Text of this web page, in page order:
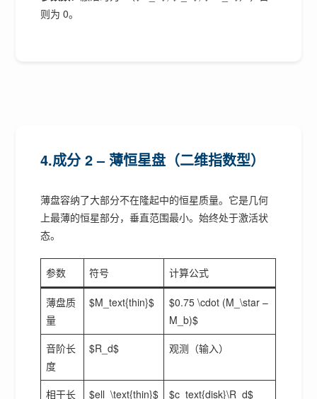
则为 0。
4.成分 2 – 薄恒星盘（二维指数型）
薄盘容纳了大部分不在隆起中的恒星质量。它是几何
上最薄的恒星部分，垂直范围最小。始终处于激活状
态。
参数 符号 计算公式
薄盘质
量
$M_text{thin}$
$0.75 \cdot (M_\star –
M_b)$
音阶长
度
$R_d$ 观测（输入）
相干长
$ell_\text{thin}$ $c_text{disk}\R_d$